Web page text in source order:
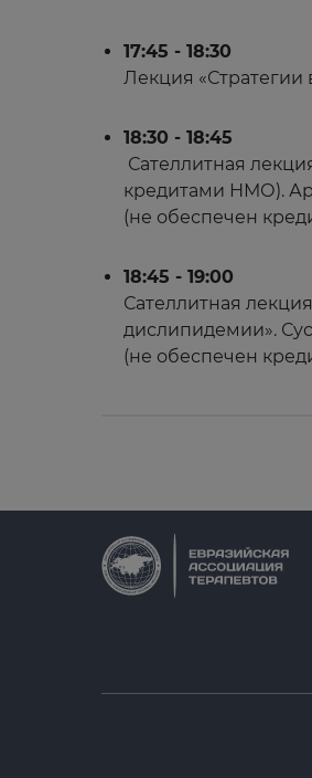
17:45 - 18:30
Лекция «Стратегии
18:30 - 18:45
Сателлитная
кредитами НМО).
(не обеспечен
18:45 - 19:00
Сателлитная
дислипидемии».
(не обеспечен